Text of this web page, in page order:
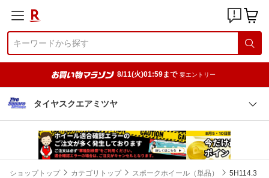
8/11(火)01:59まで 要エントリー
タイヤスクエアミツヤ
ショップトップ カテゴリトップ スポークホイール（単品） 5H114.3